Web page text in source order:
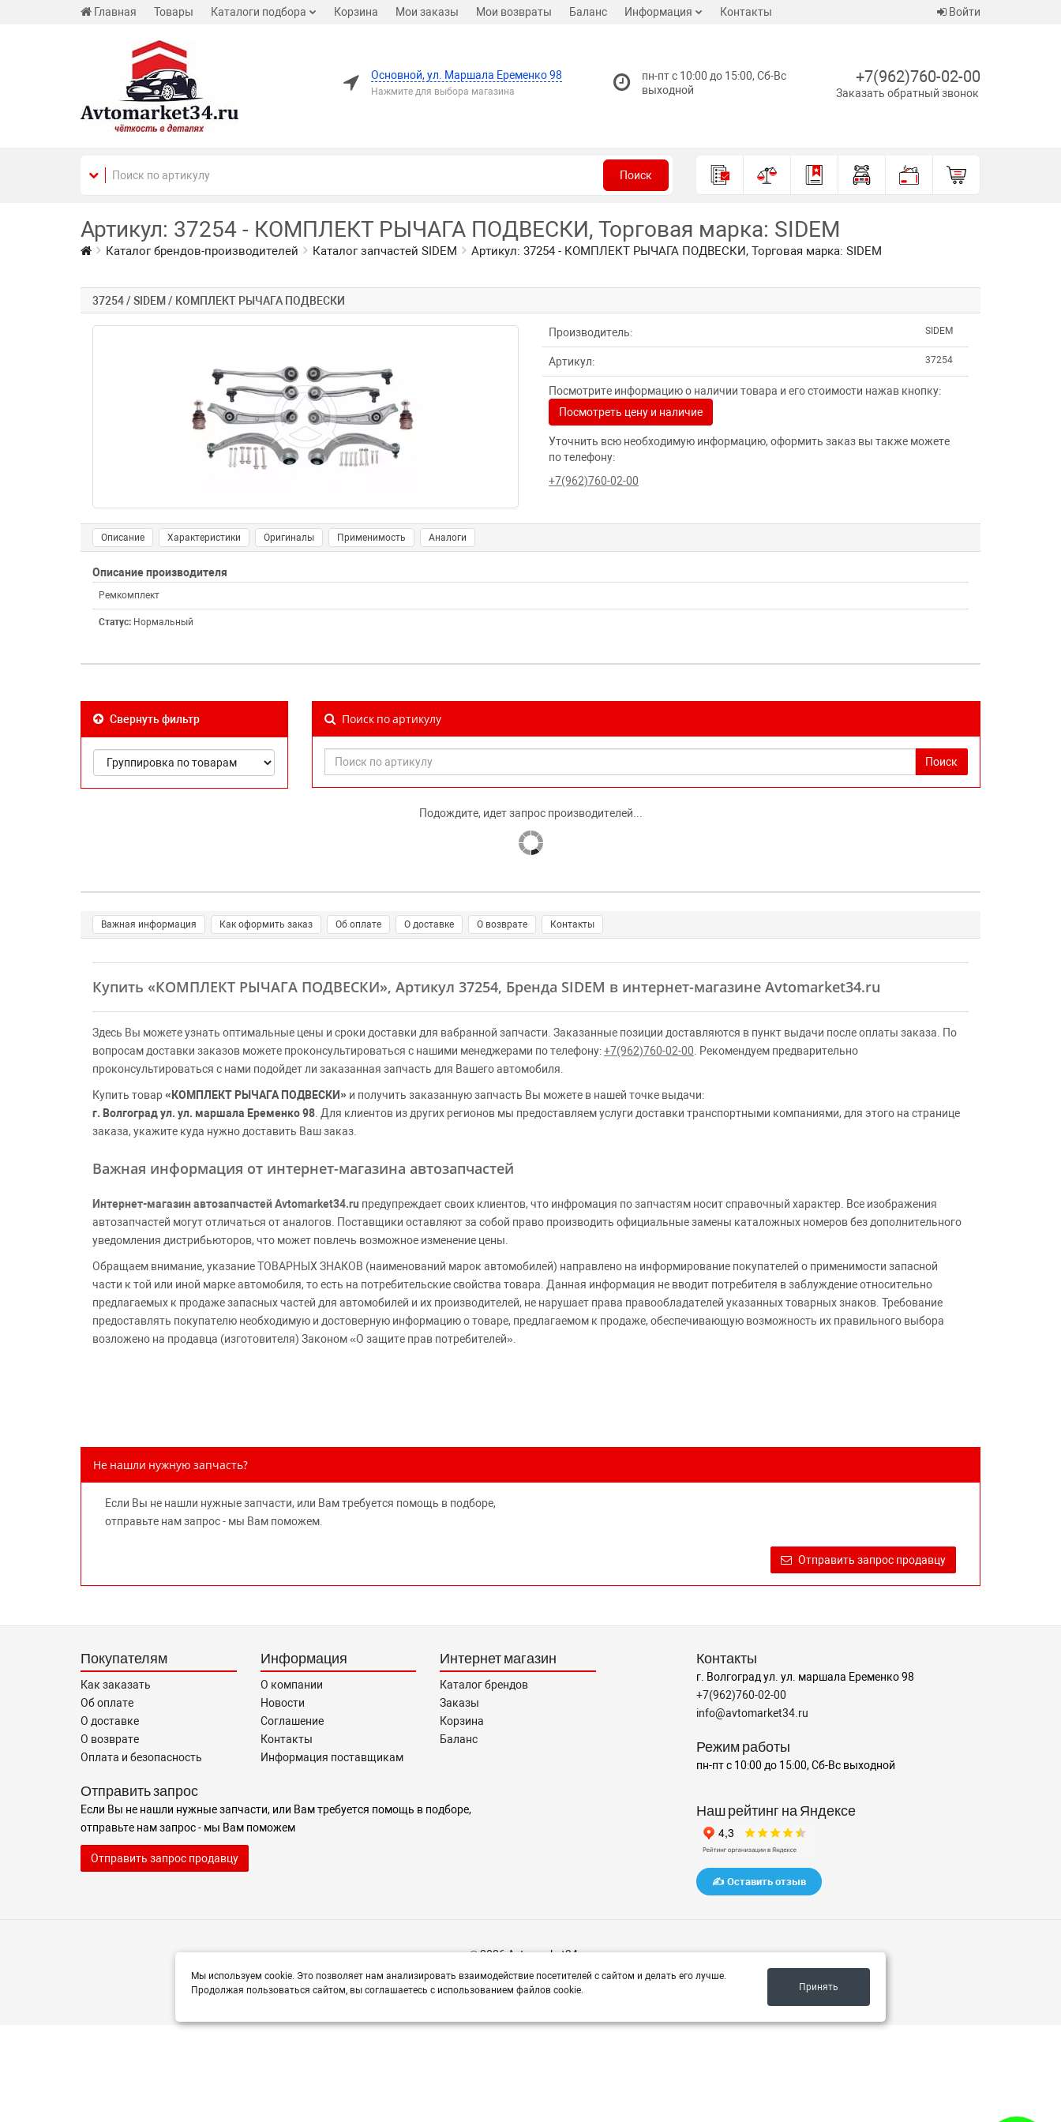
Главная Товары Каталоги подбора Корзина Мои заказы Мои возвраты Баланс Информация Контакты Войти
Основной, ул. Маршала Еременко 98
Нажмите для выбора магазина
пн-пт с 10:00 до 15:00, Сб-Вс
выходной
+7(962)760-02-00
Заказать обратный звонок
Поиск
Артикул: 37254 - КОМПЛЕКТ РЫЧАГА ПОДВЕСКИ, Торговая марка: SIDEM
Каталог брендов-производителей Каталог запчастей SIDEM Артикул: 37254 - КОМПЛЕКТ РЫЧАГА ПОДВЕСКИ, Торговая марка: SIDEM
37254 / SIDEM / КОМПЛЕКТ РЫЧАГА ПОДВЕСКИ
Производитель: SIDEM
Артикул: 37254
Посмотрите информацию о наличии товара и его стоимости нажав кнопку:
Посмотреть цену и наличие
Уточнить всю необходимую информацию, оформить заказ вы также можете
по телефону:
+7(962)760-02-00
Описание Характеристики Оригиналы Применимость Аналоги
Описание производителя
Ремкомплект
Статус: Нормальный
Свернуть фильтр Поиск по артикулу
Поиск
Подождите, идет запрос производителей...
Важная информация Как оформить заказ Об оплате О доставке О возврате Контакты
Купить «КОМПЛЕКТ РЫЧАГА ПОДВЕСКИ», Артикул 37254, Бренда SIDEM в интернет-магазине Avtomarket34.ru
Здесь Вы можете узнать оптимальные цены и сроки доставки для вабранной запчасти. Заказанные позиции доставляются в пункт выдачи после оплаты заказа. По
вопросам доставки заказов можете проконсультироваться с нашими менеджерами по телефону:+7(962)760-02-00 . Рекомендуем предварительно
проконсультироваться с нами подойдет ли заказанная запчасть для Вашего автомобиля.
Купить товар«КОМПЛЕКТ РЫЧАГА ПОДВЕСКИ» и получить заказанную запчасть Вы можете в нашей точке выдачи:
г. Волгоград ул. ул. маршала Еременко 98 . Для клиентов из других регионов мы предоставляем услуги доставки транспортными компаниями, для этого на странице
заказа, укажите куда нужно доставить Ваш заказ.
Важная информация от интернет-магазина автозапчастей
Интернет-магазин автозапчастей Avtomarket34.ru предупреждает своих клиентов, что инфромация по запчастям носит справочный характер. Все изображения
автозапчастей могут отличаться от аналогов. Поставщики оставляют за собой право производить официальные замены каталожных номеров без дополнительного
уведомления дистрибьюторов, что может повлечь возможное изменение цены.
Обращаем внимание, указание ТОВАРНЫХ ЗНАКОВ (наименований марок автомобилей) направлено на информирование покупателей о применимости запасной
части к той или иной марке автомобиля, то есть на потребительские свойства товара. Данная информация не вводит потребителя в заблуждение относительно
предлагаемых к продаже запасных частей для автомобилей и их производителей, не нарушает права правообладателей указанных товарных знаков. Требование
предоставлять покупателю необходимую и достоверную информацию о товаре, предлагаемом к продаже, обеспечивающую возможность их правильного выбора
возложено на продавца (изготовителя) Законом «О защите прав потребителей».
Не нашли нужную запчасть?
Если Вы не нашли нужные запчасти, или Вам требуется помощь в подборе,
отправьте нам запрос - мы Вам поможем.
Отправить запрос продавцу
Покупателям
Как заказать
Об оплате
О доставке
О возврате
Оплата и безопасность
Информация
О компании
Новости
Соглашение
Контакты
Информация поставщикам
Интернет магазин
Каталог брендов
Заказы
Корзина
Баланс
Отправить запрос
Если Вы не нашли нужные запчасти, или Вам требуется помощь в подборе,
отправьте нам запрос - мы Вам поможем
Отправить запрос продавцу
Контакты
г. Волгоград ул. ул. маршала Еременко 98
+7(962)760-02-00
info@avtomarket34.ru
Режим работы
пн-пт с 10:00 до 15:00, Сб-Вс выходной
Наш рейтинг на Яндексе
✍️ Оставить отзыв
© 2026 Avtomarket34.ru
Мы используем cookie. Это позволяет нам анализировать взаимодействие посетителей с сайтом и делать его лучше.
Продолжая пользоваться сайтом, вы соглашаетесь с использованием файлов cookie.
Принять